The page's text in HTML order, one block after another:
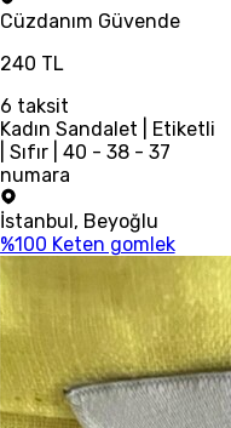
Cüzdanım Güvende
240 TL
6 taksit
Kadın Sandalet | Etiketli
| Sıfır | 40 - 38 - 37
numara
İstanbul, Beyoğlu
%100 Keten gomlek